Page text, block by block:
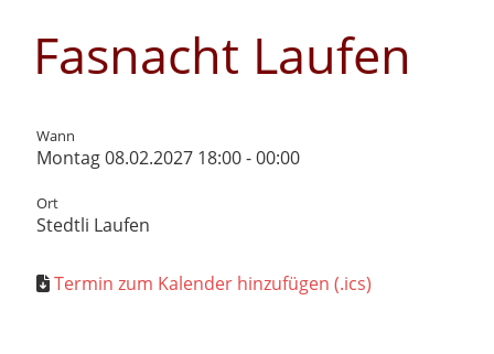
Fasnacht Laufen
Wann
Montag 08.02.2027 18:00 - 00:00
Ort
Stedtli Laufen
Termin zum Kalender hinzufügen (.ics)